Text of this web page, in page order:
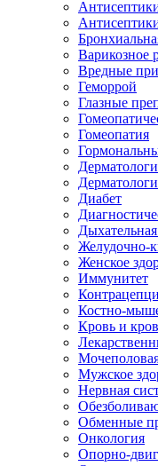
Варикозное
Вредные
Геморрой
Глазные
Гомеопатия
Диабет
Желудочно-
Женское
Иммунитет
Костно-
Кровь и
Мужское
Нервная
Обменные
Онкология
Опорно-